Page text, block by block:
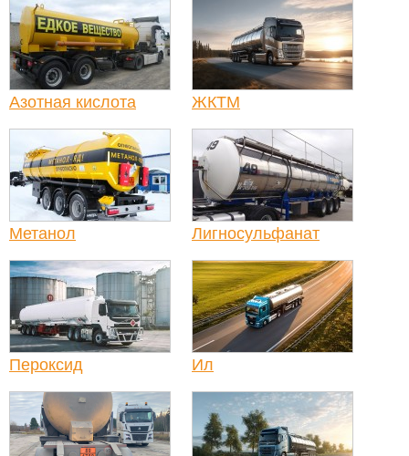
Азотная кислота ЖКТМ
Метанол Лигносульфанат
Пероксид Ил